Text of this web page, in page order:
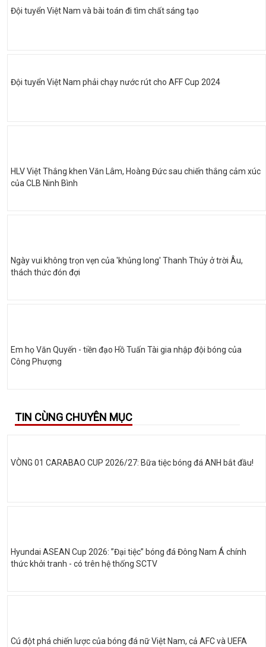
Đội tuyển Việt Nam và bài toán đi tìm chất sáng tạo
Đội tuyển Việt Nam phải chạy nước rút cho AFF Cup 2024
HLV Việt Thắng khen Văn Lâm, Hoàng Đức sau chiến thắng cảm xúc
của CLB Ninh Bình
Ngày vui không trọn vẹn của 'khủng long' Thanh Thúy ở trời Âu,
thách thức đón đợi
Em họ Văn Quyến - tiền đạo Hồ Tuấn Tài gia nhập đội bóng của
Công Phượng
TIN CÙNG CHUYÊN MỤC
VÒNG 01 CARABAO CUP 2026/27: Bữa tiệc bóng đá ANH bắt đầu!
Hyundai ASEAN Cup 2026: ”Đại tiệc” bóng đá Đông Nam Á chính
thức khởi tranh - có trên hệ thống SCTV
Cú đột phá chiến lược của bóng đá nữ Việt Nam, cả AFC và UEFA